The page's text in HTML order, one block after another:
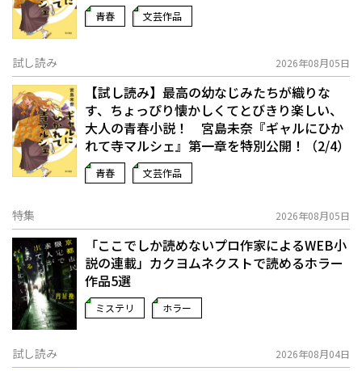
青春 文芸作品
試し読み 2026年08月05日
【試し読み】最高の幼なじみたちが織りな
す、ちょっぴり懐かしくてとびきり楽しい、
大人の青春小説！ 宮島未奈『ギャルにひか
れて寺マルシェ』第一章を特別公開！（2/4）
青春 文芸作品
特集 2026年08月05日
「ここでしか読めないプロ作家によるWEB小
説の連載」――カクヨムネクストで読めるホラー
作品5選
ミステリ ホラー
試し読み 2026年08月04日